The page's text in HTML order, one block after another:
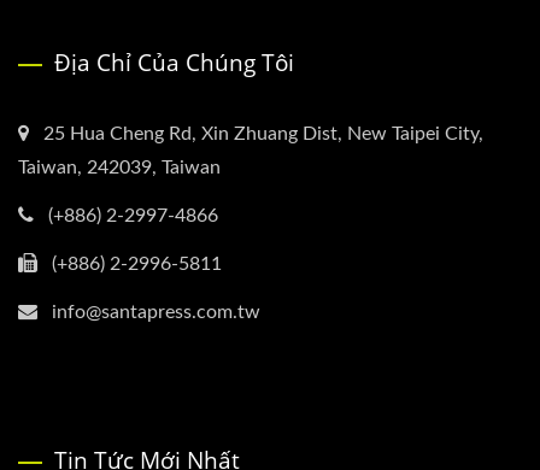
Địa Chỉ Của Chúng Tôi
25 Hua Cheng Rd, Xin Zhuang Dist, New Taipei City,
Taiwan, 242039, Taiwan
(+886) 2-2997-4866
(+886) 2-2996-5811
info@santapress.com.tw
Tin Tức Mới Nhất